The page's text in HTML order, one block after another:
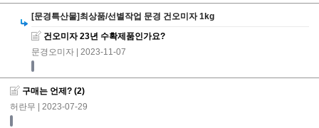
[문경특산물]최상품/선별작업 문경 건오미자 1kg
건오미자 23년 수확제품인가요?
문경오미자
| 2023-11-07
구매는 언제? (2)
허란무
| 2023-07-29